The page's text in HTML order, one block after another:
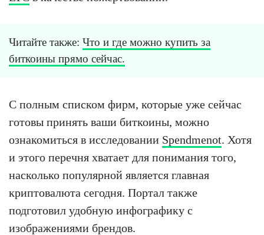
Читайте также: Что и где можно купить за
биткоины прямо сейчас.
С полным списком фирм, которые уже сейчас
готовы принять ваши биткоины, можно
ознакомиться в исследовании Spendmenot. Хотя
и этого перечня хватает для понимания того,
насколько популярной является главная
криптовалюта сегодня. Портал также
подготовил удобную инфографику с
изображениями брендов.